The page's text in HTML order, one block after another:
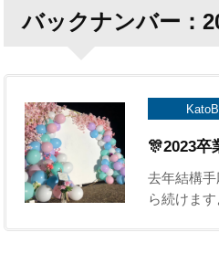
バックナンバー：
🎊2023卒
去年結構
ら続けま